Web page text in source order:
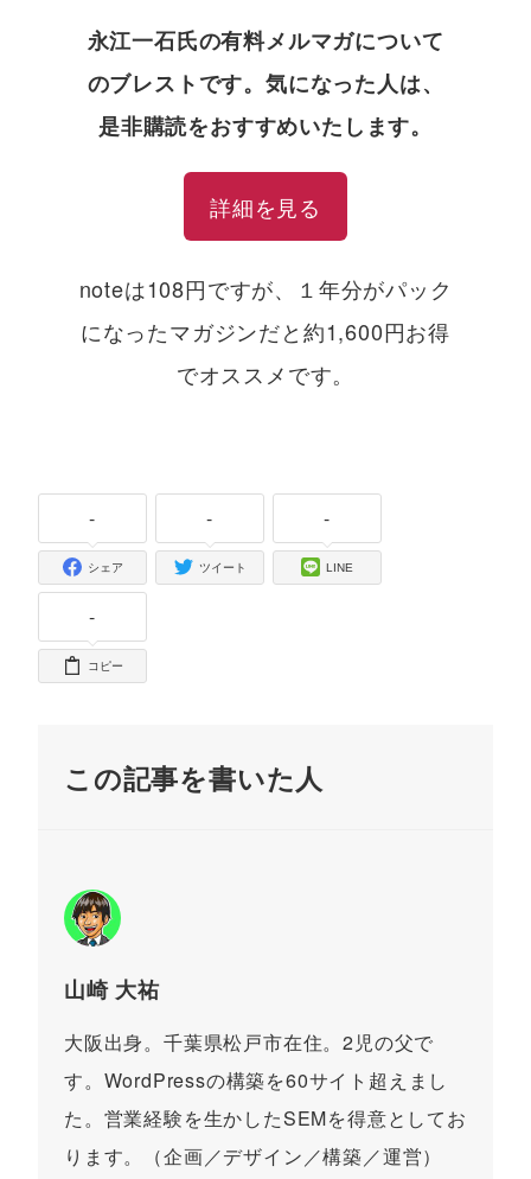
永江一石氏の有料メルマガについて
のブレストです。気になった人は、
是非購読をおすすめいたします。
詳細を見る
noteは108円ですが、１年分がパック
になったマガジンだと約1,600円お得
でオススメです。
-
シェア
-
ツイート
-
LINE
-
コピー
この記事を書いた人
山崎 大祐
大阪出身。千葉県松戸市在住。2児の父で
す。WordPressの構築を60サイト超えまし
た。営業経験を生かしたSEMを得意としてお
ります。（企画／デザイン／構築／運営）